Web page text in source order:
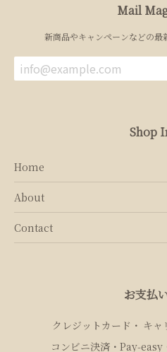
Mail
新商品やキャンペーンなどの最
Shop
Home
About
Contact
お支払
クレジットカード キャ
コンビニ決済・Pay‑easy